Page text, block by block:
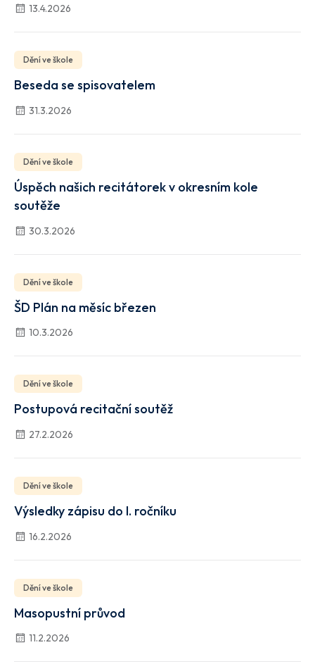
13.4.2026
Dění ve škole
Beseda se spisovatelem
31.3.2026
Dění ve škole
Úspěch našich recitátorek v okresním kole
soutěže
30.3.2026
Dění ve škole
ŠD Plán na měsíc březen
10.3.2026
Dění ve škole
Postupová recitační soutěž
27.2.2026
Dění ve škole
Výsledky zápisu do I. ročníku
16.2.2026
Dění ve škole
Masopustní průvod
11.2.2026